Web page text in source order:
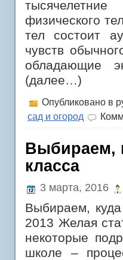
физического
тел состоит
чувств
обладающие
(далее…)
Опубликовано в
сад и огород
Выбираем,
класса
3 марта, 2016
Выбираем,
2013 Желая
некоторые
школе –